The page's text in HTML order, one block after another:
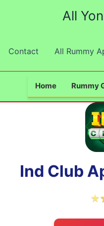
All
Contact All Rummy
Home Rummy
Ind Club
★